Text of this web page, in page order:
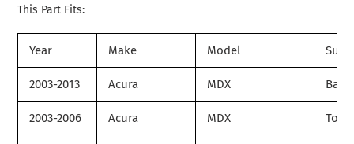
This Part Fits:
Year Make Model
2003-2013 Acura MDX Base
2003-2006 Acura MDX